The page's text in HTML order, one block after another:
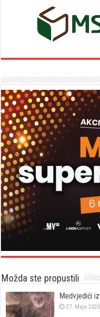
Možda ste propustili
Medvjedići
27. Maja